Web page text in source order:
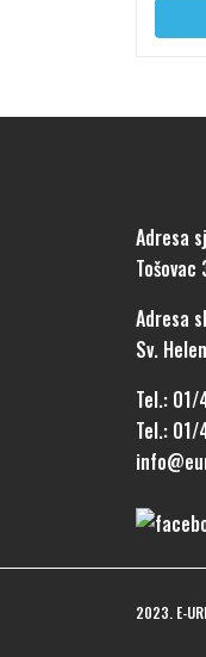
Adresa
Adresa
Sv.
Tel.:
Tel.:
2023. E-